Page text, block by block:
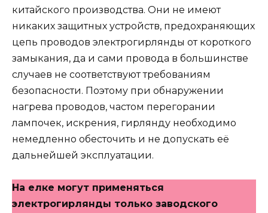
китайского производства. Они не имеют
никаких защитных устройств, предохраняющих
цепь проводов электрогирлянды от короткого
замыкания, да и сами провода в большинстве
случаев не соответствуют требованиям
безопасности. Поэтому при обнаружении
нагрева проводов, частом перегорании
лампочек, искрения, гирлянду необходимо
немедленно обесточить и не допускать её
дальнейшей эксплуатации.
На елке могут применяться
электрогирлянды только заводского